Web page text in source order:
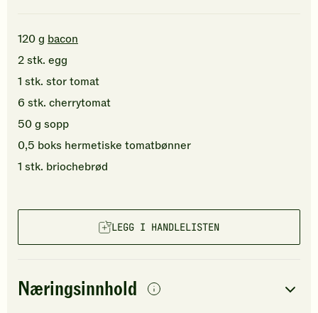
120g bacon
2stk. egg
1 stk. stortomat
6 stk. cherrytomat
50g sopp
0,5 boks hermetiske tomatbønner
1 stk. briochebrød
LEGG I HANDLELISTEN
Næringsinnhold